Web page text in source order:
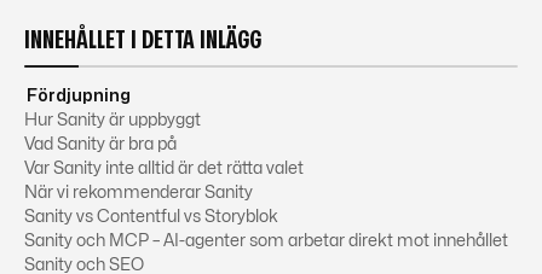
INNEHÅLLET I DETTA INLÄGG
Fördjupning
Hur Sanity är uppbyggt
Vad Sanity är bra på
Var Sanity inte alltid är det rätta valet
När vi rekommenderar Sanity
Sanity vs Contentful vs Storyblok
Sanity och MCP – AI-agenter som arbetar direkt mot innehållet
Sanity och SEO